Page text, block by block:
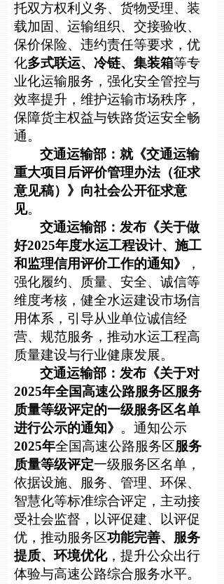
托双方权利义务、货物受理、装
载加固、运输组织、交接验收、
保价保险、违约责任等要求，优
化多式联运、冷链、集装箱等专
业化运输服务，强化安全管控与
效率提升，维护运输市场秩序，
保障货主权益与铁路货运安全畅
通。
交通运输部：就《交通运输
重大项目后评价管理办法（征求
意见稿）》向社会公开征求意
见。
交通运输部：发布《关于做
好2025年度水运工程设计、施工
和监理信用评价工作的通知》
，
强化履约、质量、安全、诚信等
维度考核，健全水运建设市场信
用体系，引导从业单位诚信经
营、规范服务，推动水运工程高
质量建设与行业健康发展。
交通运输部：发布《关于对
2025年全国高速公路服务区服务
质量等级评定的一级服务区名单
进行公示的通知》 。通知公示
2025年全国高速公路服务区服务
质量等级评定一级服务区名单，
依据设施、服务、管理、环保、
智慧化等标准综合评定，主动接
受社会监督，以评促建、以评促
优，推动服务区功能完善、服务
提质、环境优化，提升公众出行
体验与高速公路综合服务水平。